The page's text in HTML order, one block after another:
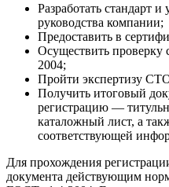
Разработать стандарт
руководства компании;
Предоставить в
Осуществить
2004;
Пройти экспертизу
Получить итоговый
регистрацию —
каталожный лист, а
соответствующей
Для прохождения
документа действующим